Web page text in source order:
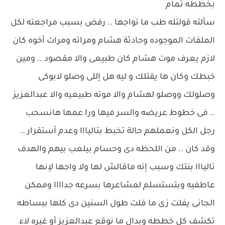
بخططه تمام
سألته قولتله طب ما تواجها .. رفض بسبب مراجعته لكل
الملفات الموجوده وحادثة هشام ومراته ومرات أخوه كان
لازم يعرف موت هشام كان طبيعى والا مقصود .. ومين
خبطك وكان ها يقتلك و ليه هل إللى وصلو لابوكى
وصلولك ووصلو لهشام والا موته طبيعيه والا عبدالعزيز
.. فى خطوط عريضه والسر فيها ورا عمها هانسحب
رجل الكل ونعملهم حالة تخبط بتاليااا وعدم أستقرار ..
وقد كان .. من اللحظه دى وحسام بيلعب بيهم والهدف
تاليااا بنتك وسبب إنه ماقالش لها ولا واجها لإنها
عاطفيه وبتستسلم لمشاعرها بسرعه جداااا وممكن
الجانى يفلت زى ما فلت طول السنين دى كلها ببساطه
تكشف كل خططه وبدال ما نوقع عبدالعزيز أو غيره لاء